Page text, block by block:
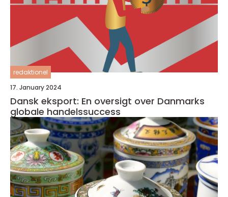
redaktionel
17. January 2024
Dansk eksport: En oversigt over Danmarks
globale handelssuccess